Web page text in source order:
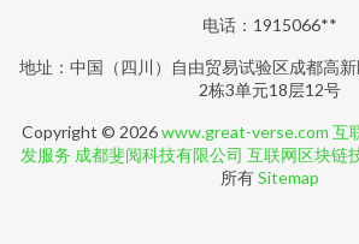
电话：1915066**
地址：中国（四川）自由贸易试验区成都高
2栋3单元18层12号
Copyright © 2026www.great-verse.com 互
发服务 成都斐阅科技有限公司 互联网区块链
所有Sitemap